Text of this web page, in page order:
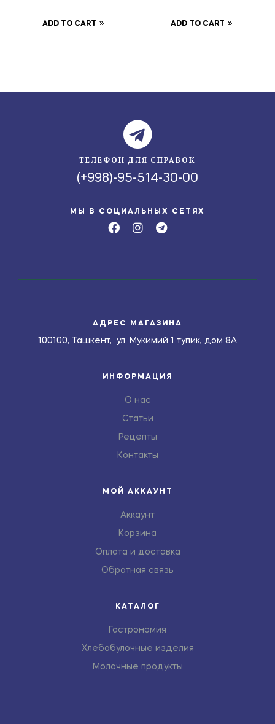
ADD TO CART ADD TO CART
ТЕЛЕФОН ДЛЯ СПРАВОК
(+998)-95-514-30-00
МЫ В СОЦИАЛЬНЫХ СЕТЯХ
АДРЕС МАГАЗИНА
100100, Ташкент, ул. Мукимий 1 тупик, дом 8А
ИНФОРМАЦИЯ
О нас
Статьи
Рецепты
Контакты
МОЙ АККАУНТ
Аккаунт
Корзина
Оплата и доставка
Обратная связь
КАТАЛОГ
Гастрономия
Хлебобулочные изделия
Молочные продукты